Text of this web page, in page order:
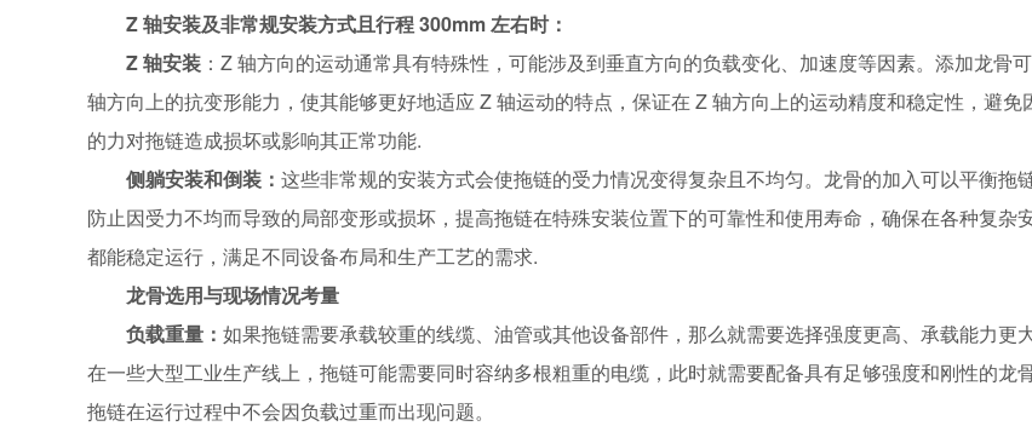
Z 轴安装及非常规安装方式且行程 300mm 左右时：
Z 轴安装 ：Z 轴方向的运动通常具有特殊性，可能涉及到垂直方向的负载变化、加速度等因素。添加龙骨
轴方向上的抗变形能力，使其能够更好地适应 Z 轴运动的特点，保证在 Z 轴方向上的运动精度和稳定性，避免
的力对拖链造成损坏或影响其正常功能.
侧躺安装和倒装： 这些非常规的安装方式会使拖链的受力情况变得复杂且不均匀。龙骨的加入可以平衡拖
防止因受力不均而导致的局部变形或损坏，提高拖链在特殊安装位置下的可靠性和使用寿命，确保在各种复杂
都能稳定运行，满足不同设备布局和生产工艺的需求.
龙骨选用与现场情况考量
负载重量： 如果拖链需要承载较重的线缆、油管或其他设备部件，那么就需要选择强度更高、承载能力更
在一些大型工业生产线上，拖链可能需要同时容纳多根粗重的电缆，此时就需要配备具有足够强度和刚性的龙
拖链在运行过程中不会因负载过重而出现问题。